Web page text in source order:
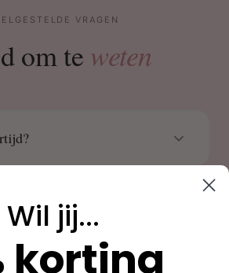
VRAGEN
om te weten
Wil jij...
korting